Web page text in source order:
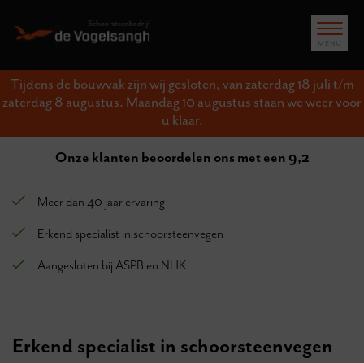
Tijdens de bouwvak zijn wij gesloten, van zaterdag 18 juli t/m
zaterdag 8 augustus. Maandag 10 augustus staan we weer voor
u klaar.
Meer dan 40 jaar ervaring
Erkend specialist in schoorsteenvegen
Aangesloten bij ASPB en NHK
Onze klanten beoordelen ons met een 9,2
Erkend specialist in schoorsteenvegen